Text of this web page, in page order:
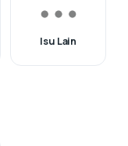
Isu Lain